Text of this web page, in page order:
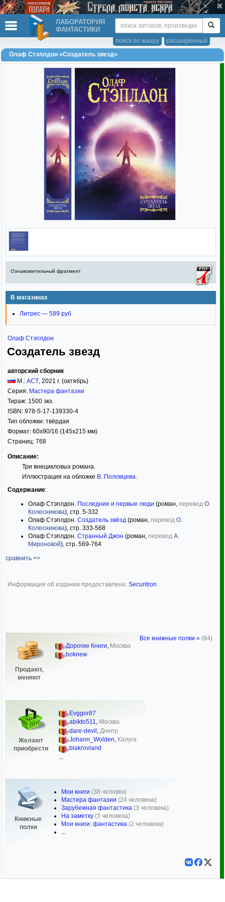
ЛАБОРАТОРИЯ
ФАНТАСТИКИ
расширенный
поиск по жанру
Олаф Стэплдон «Создатель звезд»
Ознакомительный фрагмент
В магазинах
Литрес — 589 руб
Олаф Стэплдон
Создатель звезд
авторский сборник
М.: АСТ 2021 г. (октябрь)
Серия: Мастера фантазии
Тираж: 1500 экз.
ISBN: 978-5-17-139330-4
Тип обложки: твёрдая
Формат: 60x90/16 (145x215 мм)
Страниц: 768
Описание:
Три внецикловых романа.
Иллюстрация на обложке В. Половцева
Содержание:
Олаф Стэплдон. Последние и первые люди (роман, перевод О.
Колесникова), стр. 5-332
Олаф Стэплдон. Создатель звёзд (роман, перевод О.
Колесникова), стр. 333-568
Олаф Стэплдон. Странный Джон (роман, перевод А.
Мироновой), стр. 569-764
сравнить >>
Информация об издании предоставлена: Securitron
Продают,
меняют
Дорогие Книги, Москва
boknew
Желают
приобрести
Evggor87
abikto511, Москва
dare-devil Днепр
Johann_Wolden, Калуга
blakrovland
Книжные
полки
Мои книги (38 человек)
Мастера фантазии (24 человека)
Зарубежная фантастика (3 человека)
На заметку (3 человека)
Мои книги: фантастика (2 человека)
...
Все книжные полки » (84)